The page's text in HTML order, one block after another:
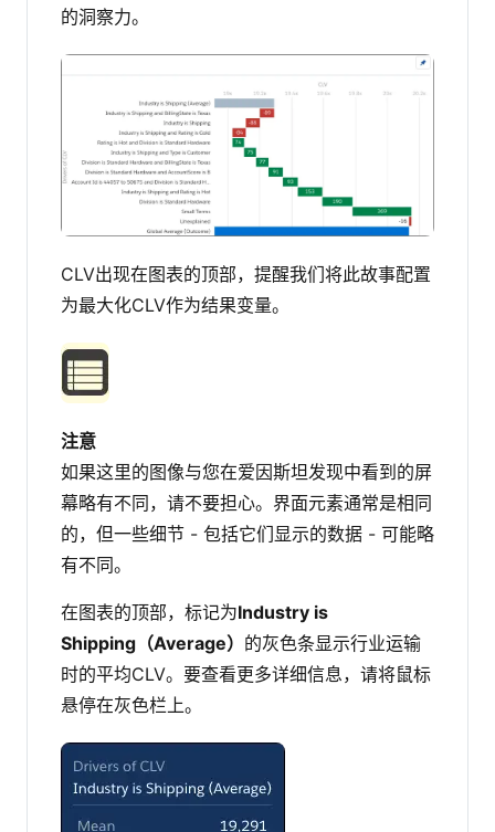
的洞察力。
CLV出现在图表的顶部，提醒我们将此故事配置
为最大化CLV作为结果变量。
注意
如果这里的图像与您在爱因斯坦发现中看到的屏
幕略有不同，请不要担心。界面元素通常是相同
的，但一些细节 - 包括它们显示的数据 - 可能略
有不同。
在图表的顶部，标记为Industry is
Shipping（Average） 的灰色条显示行业运输
时的平均CLV。要查看更多详细信息，请将鼠标
悬停在灰色栏上。